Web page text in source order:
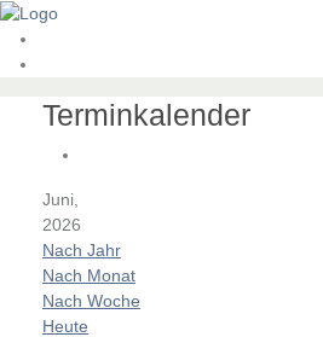
Terminkalender
Juni,
2026
Nach Jahr
Nach Monat
Nach Woche
Heute